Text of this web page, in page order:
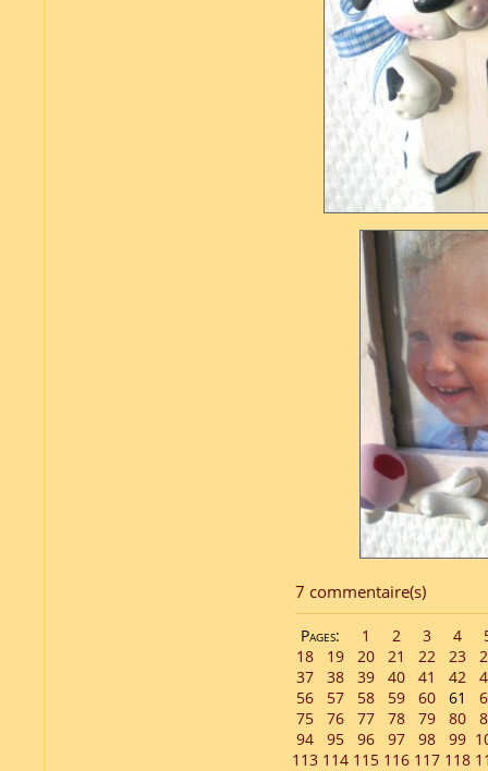
7 commentaire(s)
Pages: 1 2 3 4
18
19 20 21 22 23
37
38 39 40 41 42
56
57 58 59 60 61
75
76 77 78 79 80
94
95 96 97 98 99
113 114 115 116 117 118